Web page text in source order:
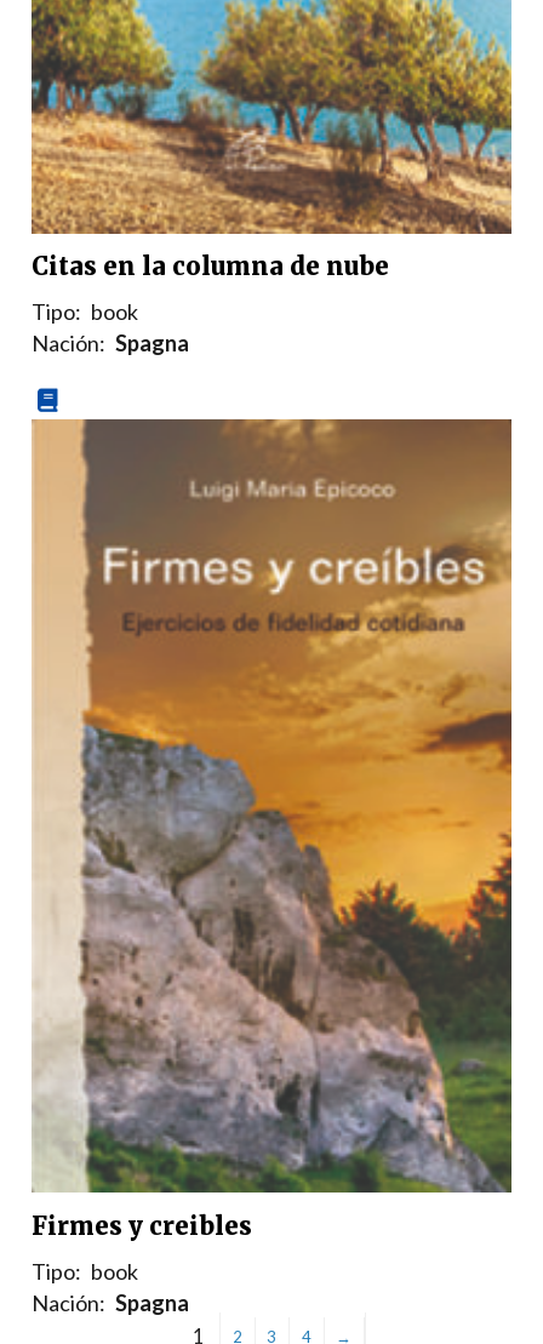
Citas en la columna de nube
Tipo: book
Nación: Spagna
Firmes y creibles
Tipo: book
Nación: Spagna
1 2 3 4 →